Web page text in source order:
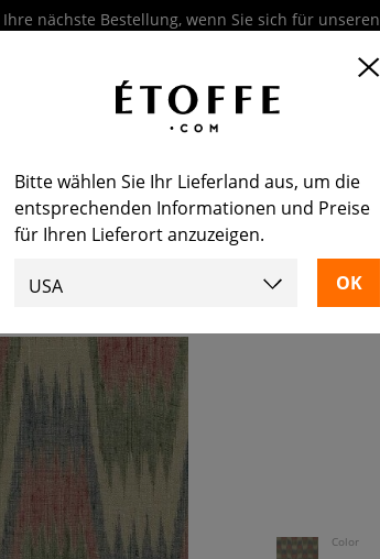
nächste Bestellung, wenn Sie sich für
Möbel
Color
Bitte wählen Sie Ihr Lieferland aus, um die
entsprechenden Informationen und Preise
für Ihren Lieferort anzuzeigen.